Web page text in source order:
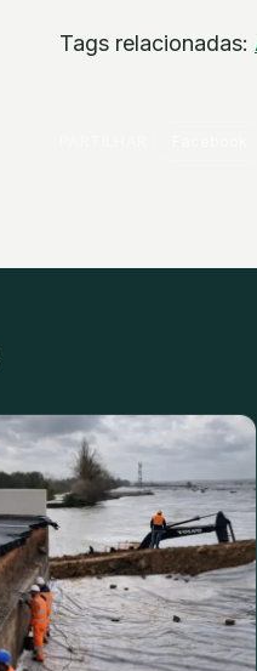
Tags relacionadas: